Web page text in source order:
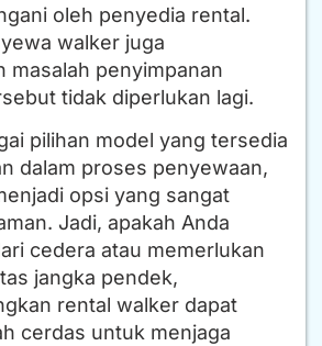
oleh penyedia rental.
walker juga
masalah penyimpanan
tidak diperlukan lagi.
pilihan model yang tersedia
dalam proses penyewaan,
opsi yang sangat
Jadi, apakah Anda
cedera atau memerlukan
jangka pendek,
rental walker dapat
cerdas untuk menjaga